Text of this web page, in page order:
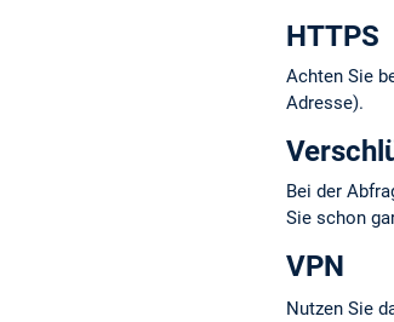
HTTPS
Achten Sie
Adresse).
Bei der
Sie schon
VPN
Nutzen Sie